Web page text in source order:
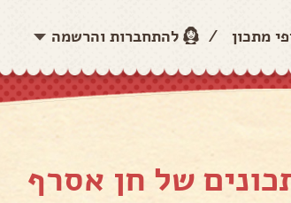
מתכון / להתחברות והרשמה
של חן אסרף